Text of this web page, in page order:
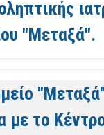
"Μεταξά".
με το